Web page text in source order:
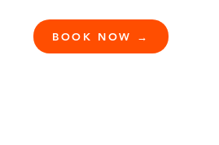
BOOK NOW →